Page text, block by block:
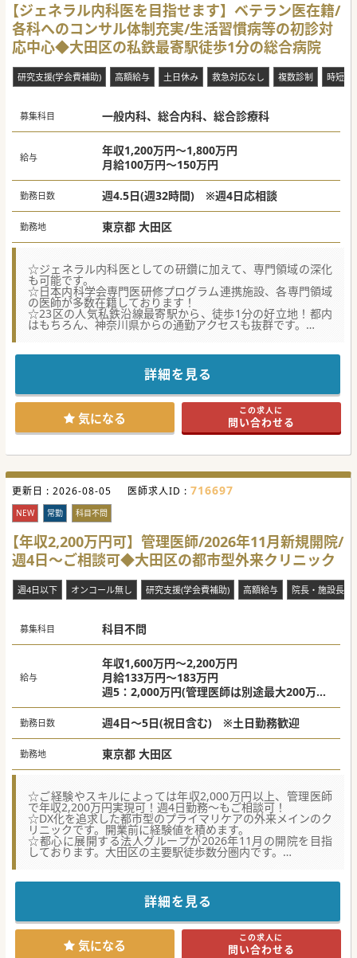
【ジェネラル内科医を目指せます】ベテラン医在籍/
各科へのコンサル体制充実/生活習慣病等の初診対
応中心◆大田区の私鉄最寄駅徒歩1分の総合病院
研究支援(学会費補助) 高額給与 土日休み 救急対応なし 複数診制 時短勤
募集科目 一般内科、総合内科、総合診療科
給与
年収1,200万円～1,800万円
月給100万円～150万円
勤務日数 週4.5日(週32時間) ※週4日応相談
勤務地 東京都 大田区
☆ジェネラル内科医としての研鑽に加えて、専門領域の深化
も可能です。
☆日本内科学会専門医研修プログラム連携施設、各専門領域
の医師が多数在籍しております！
☆23区の人気私鉄沿線最寄駅から、徒歩1分の好立地！都内
はもちろん、神奈川県からの通勤アクセスも抜群です。
■開院より半世紀、大田区最大規模を誇る400床規模のケア
ミックス病院、地域医療の要として非常に高い集患力を持つ
■年間の救急車対応件数は4,000件から4,500件（救急搬送実
績は約4,200件）、地域医療の要として存在価値がございま
■透析医療に強みを持つ大手法人の唯一の急性期病院で、外
科含め各科複数学会の認定施設で、大いに研鑽が積める病院
【やりがい】
■“まずは診てほしい”という一般的な患者さんの需要に応え
る“総合内科”にてファーストタッチで目の前の患者さんの不
安を取り除けるポジションです。
■経験豊富なベテラン上級医、指導医のドクターが多く在籍
しておりますため、臓器に捉われず、多種多様な内科的疾患
の症例や研鑽を積むことが可能です。
■将来的にご開業をお考えの方、必見です。幅広い年齢層、
多種な疾患の患者さんを診る経験は、ご開業後必ず効果を発
揮します。学ぶチャンスでもあります。
【職場環境と雰囲気（＝働きやすさ）】
■特定の大学医局との縛りや制約はほぼ一切なく、ドクター
す。
■現在は4つのオペ室が安定して稼働、14床のICUはほぼ
100％の高い稼働率を維持、高度医療への投資を推進中の病
■内科と外科が連携する消化器センターや、患者さんの身体
的負担を軽減する低侵襲医療センターなど、先進的な体制を
＃秋入職可
詳細を見る
気になる この求人に
問い合わせる
更新日 : 2026-08-05 医師求人ID : 716697
NEW 常勤 科目不問
【年収2,200万円可】管理医師/2026年11月新規開院/
週4日～ご相談可◆大田区の都市型外来クリニック
週4日以下 オンコール無し 研究支援(学会費補助) 高額給与 院長・施設長募
募集科目 科目不問
給与
年収1,600万円～2,200万円
月給133万円～183万円
週5：2,000万円(管理医師は別途最大200万円
の手当)
週4：1,600万円(管理医師は別途最大150万円
の手当)
勤務日数 週4日～5日(祝日含む) ※土日勤務歓迎
勤務地 東京都 大田区
☆ご経験やスキルによっては年収2,000万円以上、管理医師
で年収2,200万円実現可！週4日勤務～もご相談可！
☆DX化を追求した都市型のプライマリケアの外来メインのク
リニックです。開業前に経験値を積めます。
☆都心に展開する法人グループが2026年11月の開院を目指
しております。大田区の主要駅徒歩数分圏内です。
■都市型プライマリケアの需要増加に対応するため、幅広い
診療科のドクターを募集しています。
■麻酔科や産婦人科から転科された医師も多数在籍！将来の
ために外来診療のスキルを身に着けたい方にオススメです。
■開業をお考えのドクターも歓迎です！具体的なノウハウを
学びながら、管理医師としてのスキルを磨くことができま
詳細を見る
気になる この求人に
問い合わせる